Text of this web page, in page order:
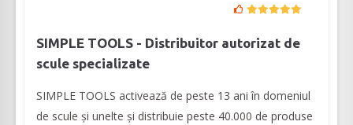
SIMPLE TOOLS - Distribuitor autorizat de
scule specializate
SIMPLE TOOLS activează de peste 13 ani în domeniul
de scule și unelte și distribuie peste 40.000 de produse